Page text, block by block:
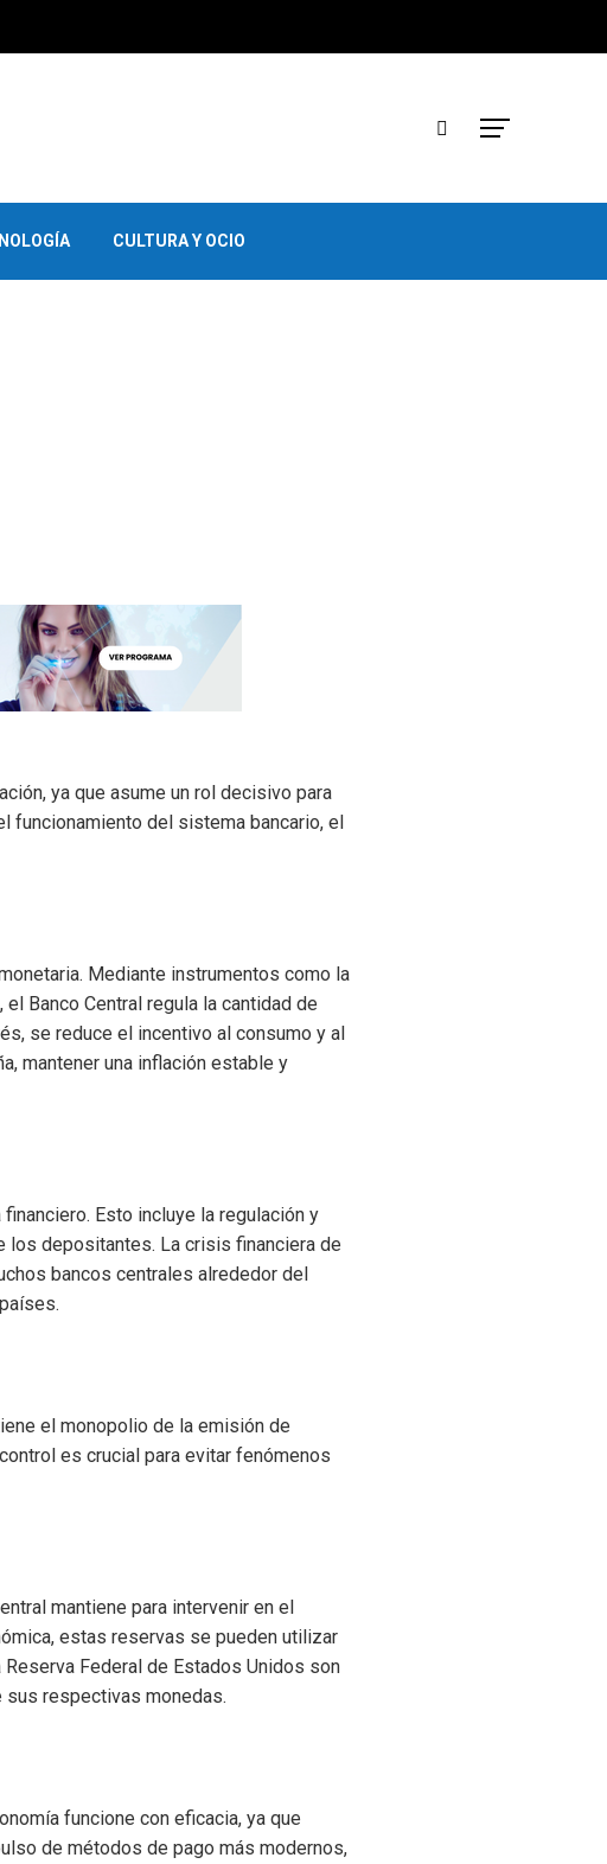
CULTURA Y OCIO
ya que asume un rol decisivo para
funcionamiento del sistema bancario, el
Mediante instrumentos como la
Banco Central regula la cantidad de
se reduce el incentivo al consumo y al
mantener una inflación estable y
Esto incluye la regulación y
los depositantes. La crisis financiera de
bancos centrales alrededor del
el monopolio de la emisión de
es crucial para evitar fenómenos
mantiene para intervenir en el
estas reservas se pueden utilizar
Federal de Estados Unidos son
sus respectivas monedas.
funcione con eficacia, ya que
de métodos de pago más modernos,